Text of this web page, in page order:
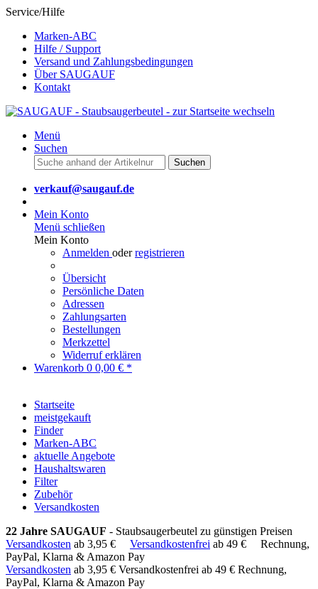
Service/Hilfe
Marken-ABC
Hilfe / Support
Versand und Zahlungsbedingungen
Über SAUGAUF
Kontakt
Menü
Suchen
Suchen
verkauf@saugauf.de
Mein Konto
Menü schließen
Mein Konto
Anmelden oderregistrieren
Übersicht
Persönliche Daten
Adressen
Zahlungsarten
Bestellungen
Merkzettel
Widerruf erklären
Warenkorb 0 0,00 € *
Startseite
meistgekauft
Finder
Marken-ABC
aktuelle Angebote
Haushaltswaren
Filter
Zubehör
Versandkosten
22 Jahre SAUGAUF - Staubsaugerbeutel zu günstigen Preisen
Versandkosten ab 3,95 € Versandkostenfrei ab 49 €
Rechnung,
PayPal, Klarna & Amazon Pay
Versandkosten ab 3,95 € Versandkostenfrei ab 49 € Rechnung,
PayPal, Klarna & Amazon Pay